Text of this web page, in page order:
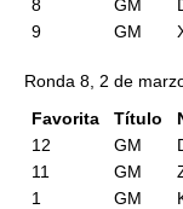
8
GM
9
GM
Ronda 8, 2 de
Favorita
Título
12
GM
11
GM
1
GM